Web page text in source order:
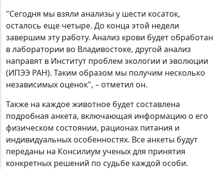
"Сегодня мы взяли анализы у шести косаток,
осталось еще четыре. До конца этой недели
завершим эту работу. Анализ крови будет обработан
в лаборатории во Владивостоке, другой анализ
направят в Институт проблем экологии и эволюции
(ИПЭЭ РАН). Таким образом мы получим несколько
независимых оценок", – отметил он.
Также на каждое животное будет составлена
подробная анкета, включающая информацию о его
физическом состоянии, рационах питания и
индивидуальных особенностях. Все анкеты будут
переданы на Консилиум ученых для принятия
конкретных решений по судьбе каждой особи.